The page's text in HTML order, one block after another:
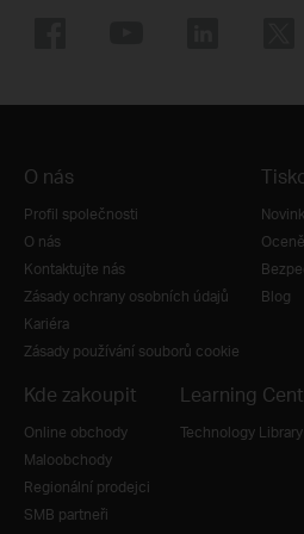
O nás
Profil společnosti
O nás
Kontaktujte nás
Zásady ochrany osobních údajů
Kariéra
Zásady používání souborů cookie
Blog
Kde zakoupit
Online obchody
Maloobchody
Regionální prodejci
SMB partneři
Learning
Technology Library